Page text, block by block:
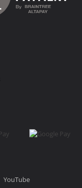
YouTube